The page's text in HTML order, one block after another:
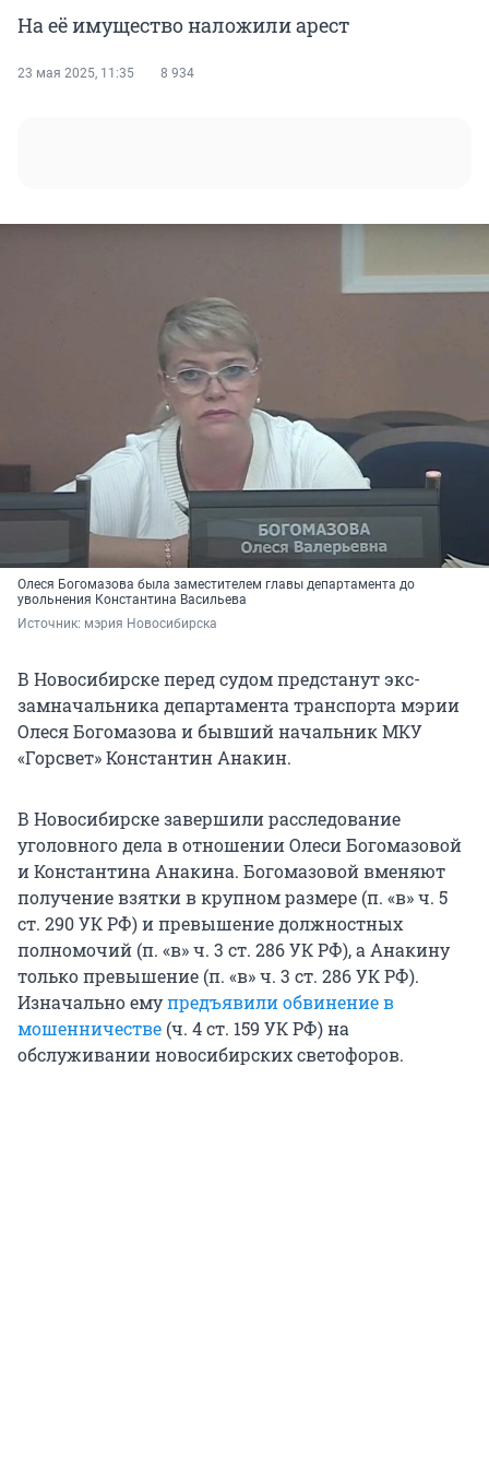
На её имущество наложили арест
23 мая 2025, 11:35 8 934
Олеся Богомазова была заместителем главы департамента до
увольнения Константина Васильева
Источник: мэрия Новосибирска
В Новосибирске перед судом предстанут экс-
замначальника департамента транспорта мэрии
Олеся Богомазова и бывший начальник МКУ
«Горсвет» Константин Анакин.
В Новосибирске завершили расследование
уголовного дела в отношении Олеси Богомазовой
и Константина Анакина. Богомазовой вменяют
получение взятки в крупном размере (п. «в» ч. 5
ст. 290 УК РФ) и превышение должностных
полномочий (п. «в» ч. 3 ст. 286 УК РФ), а Анакину
только превышение (п. «в» ч. 3 ст. 286 УК РФ).
Изначально емупредъявили обвинение в
мошенничестве (ч. 4 ст. 159 УК РФ) на
обслуживании новосибирских светофоров.